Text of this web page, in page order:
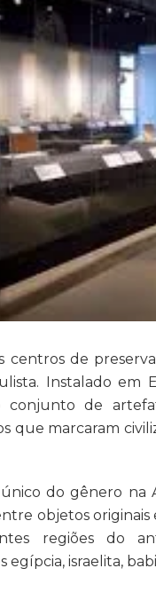
centros de
Instalado em
de
que marcaram
do gênero na
objetos
regiões do
egípcia, israelita,